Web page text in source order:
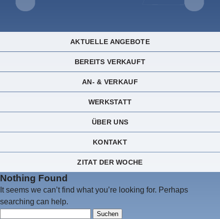
AKTUELLE ANGEBOTE
BEREITS VERKAUFT
AN- & VERKAUF
WERKSTATT
ÜBER UNS
KONTAKT
ZITAT DER WOCHE
Nothing Found
It seems we can’t find what you’re looking for. Perhaps
searching can help.